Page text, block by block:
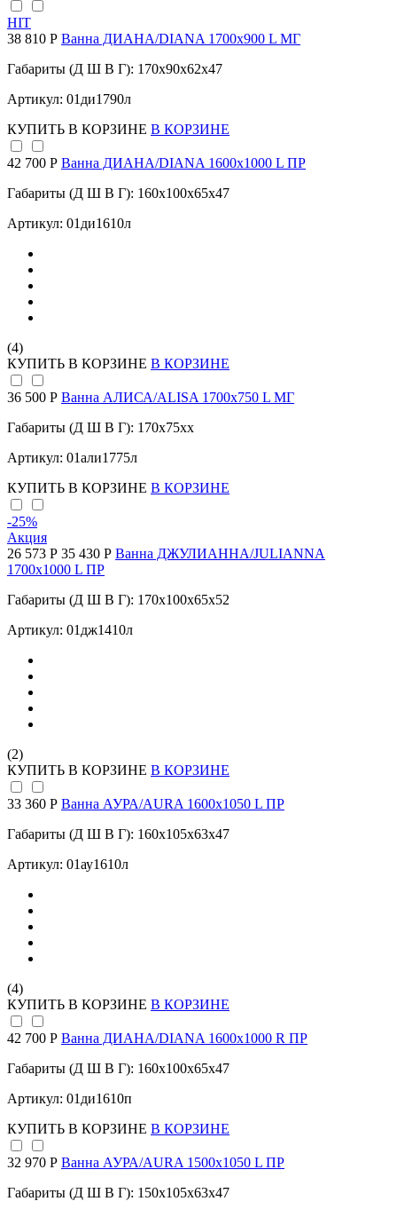
HIT
38 810 Р Ванна ДИАНА/DIANA 1700х900 L МГ
Габариты (Д Ш В Г): 170x90x62x47
Артикул: 01ди1790л
КУПИТЬ В КОРЗИНЕ В КОРЗИНЕ
42 700 Р Ванна ДИАНА/DIANA 1600х1000 L ПР
Габариты (Д Ш В Г): 160x100x65x47
Артикул: 01ди1610л
(4)
КУПИТЬ В КОРЗИНЕ В КОРЗИНЕ
36 500 Р Ванна АЛИСА/ALISA 1700х750 L МГ
Габариты (Д Ш В Г): 170x75xx
Артикул: 01али1775л
КУПИТЬ В КОРЗИНЕ В КОРЗИНЕ
-25%
Акция
26 573 Р 35 430 Р Ванна ДЖУЛИАННА/JULIANNA
1700х1000 L ПР
Габариты (Д Ш В Г): 170x100x65x52
Артикул: 01дж1410л
(2)
КУПИТЬ В КОРЗИНЕ В КОРЗИНЕ
33 360 Р Ванна АУРА/AURA 1600х1050 L ПР
Габариты (Д Ш В Г): 160x105x63x47
Артикул: 01ау1610л
(4)
КУПИТЬ В КОРЗИНЕ В КОРЗИНЕ
42 700 Р Ванна ДИАНА/DIANA 1600х1000 R ПР
Габариты (Д Ш В Г): 160x100x65x47
Артикул: 01ди1610п
КУПИТЬ В КОРЗИНЕ В КОРЗИНЕ
32 970 Р Ванна АУРА/AURA 1500х1050 L ПР
Габариты (Д Ш В Г): 150x105x63x47